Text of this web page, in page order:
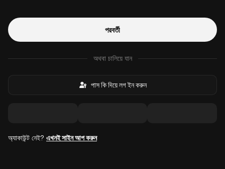
পরবর্তী
অথবা চালিয়ে যান
পাস কি দিয়ে লগ ইন করুন
অ্যাকাউন্ট নেই? এখনই সাইন আপ করুন